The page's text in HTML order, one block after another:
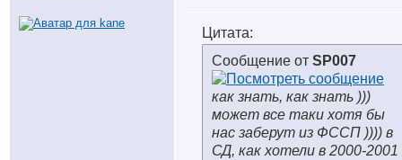
Цитата:
Сообщение от SP007
как знать, как знать )))
может все таки хотя бы
нас заберут из ФССП )))) в
СД, как хотели в 2000-2001